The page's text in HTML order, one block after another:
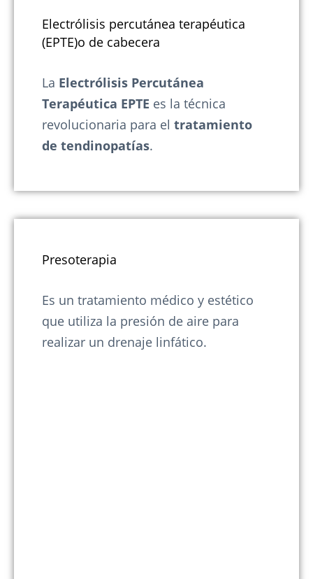
Electrólisis percutánea terapéutica
(EPTE)o de cabecera
La Electrólisis Percutánea
Terapéutica EPTE es la técnica
revolucionaria para el tratamiento
de tendinopatías.
Presoterapia
Es un tratamiento médico y estético
que utiliza la presión de aire para
realizar un drenaje linfático.